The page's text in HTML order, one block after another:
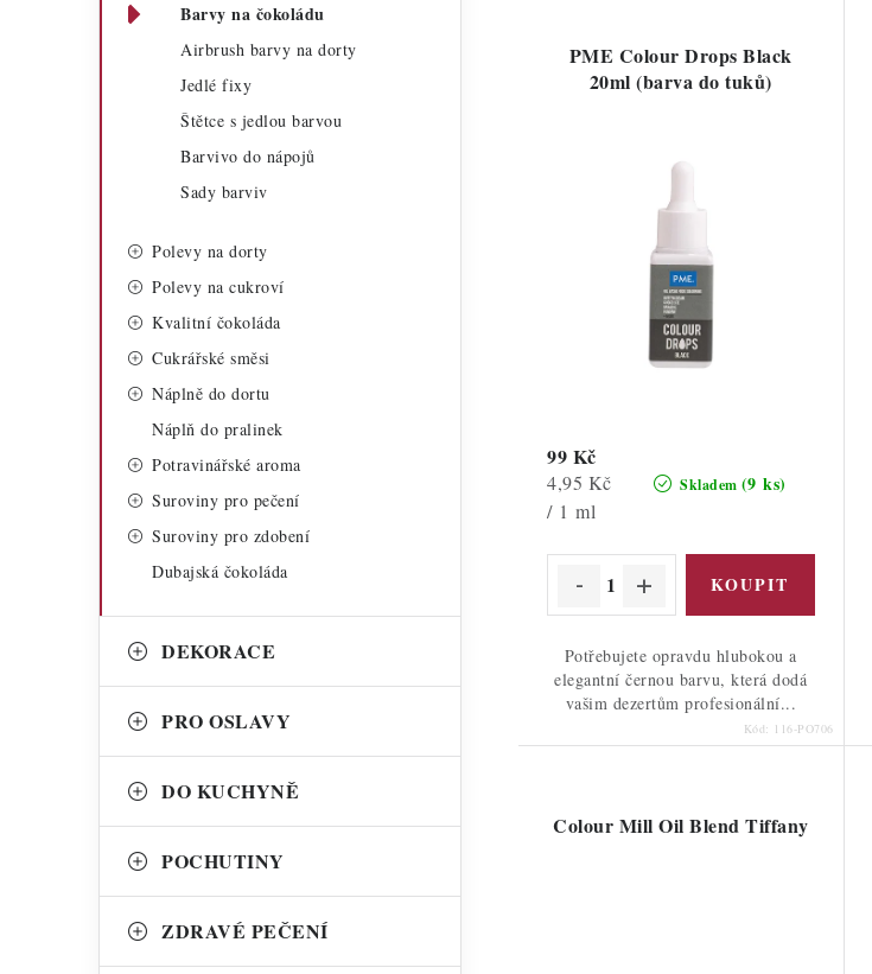
Barvy na čokoládu
Airbrush barvy na dorty
Jedlé fixy
Štětce s jedlou barvou
Barvivo do nápojů
Sady barviv
Polevy na dorty
Polevy na cukroví
Kvalitní čokoláda
Cukrářské směsi
Náplně do dortu
Náplň do pralinek
Potravinářské aroma
Suroviny pro pečení
Suroviny pro zdobení
Dubajská čokoláda
DEKORACE
PRO OSLAVY
DO KUCHYNĚ
POCHUTINY
ZDRAVÉ PEČENÍ
e
n
o
d
u
ů
PME Colour Drops Black
20ml (barva do tuků)
Skladem (9 ks)
99 Kč
Měrná
cena:
4,95 Kč
/ 1 ml
Potřebujete opravdu hlubokou a
elegantní černou barvu, která dodá
vašim dezertům profesionální...
Kód: 116-PO706
Colour Mill Oil Blend Tiffany